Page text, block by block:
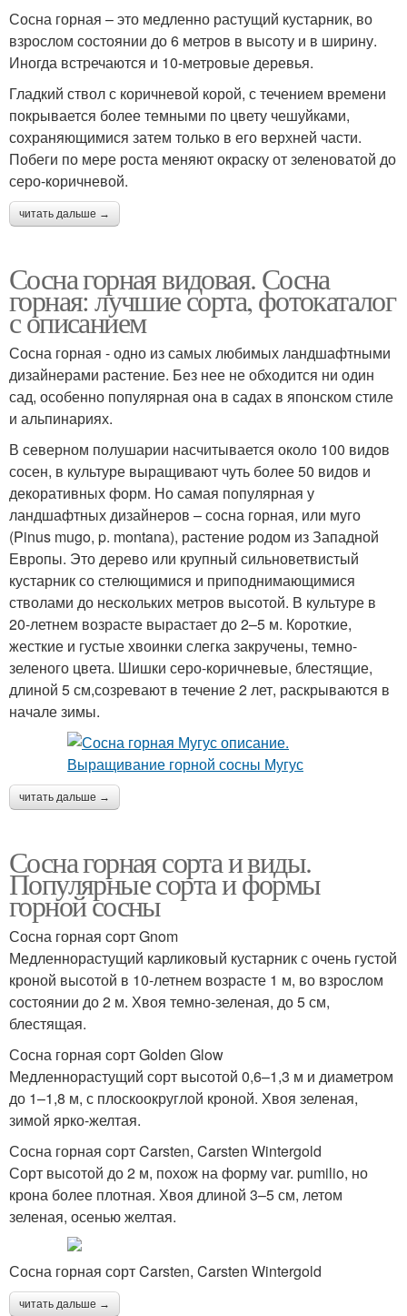
Сосна горная – это медленно растущий кустарник, во
взрослом состоянии до 6 метров в высоту и в ширину.
Иногда встречаются и 10-метровые деревья.
Гладкий ствол с коричневой корой, с течением времени
покрывается более темными по цвету чешуйками,
сохраняющимися затем только в его верхней части.
Побеги по мере роста меняют окраску от зеленоватой до
серо-коричневой.
читать дальше →
Сосна горная видовая. Сосна
горная: лучшие сорта, фотокаталог
с описанием
Сосна горная - одно из самых любимых ландшафтными
дизайнерами растение. Без нее не обходится ни один
сад, особенно популярная она в садах в японском стиле
и альпинариях.
В северном полушарии насчитывается около 100 видов
сосен, в культуре выращивают чуть более 50 видов и
декоративных форм. Но самая популярная у
ландшафтных дизайнеров – сосна горная, или муго
(Pinus mugo, p. montana), растение родом из Западной
Европы. Это дерево или крупный сильноветвистый
кустарник со стелющимися и приподнимающимися
стволами до нескольких метров высотой. В культуре в
20-летнем возрасте вырастает до 2–5 м. Короткие,
жесткие и густые хвоинки слегка закручены, темно-
зеленого цвета. Шишки серо-коричневые, блестящие,
длиной 5 см,созревают в течение 2 лет, раскрываются в
начале зимы.
читать дальше →
Сосна горная сорта и виды.
Популярные сорта и формы
горной сосны
Сосна горная сорт Gnom
Медленнорастущий карликовый кустарник с очень густой
кроной высотой в 10-летнем возрасте 1 м, во взрослом
состоянии до 2 м. Хвоя темно-зеленая, до 5 см,
блестящая.
Сосна горная сорт Golden Glow
Медленнорастущий сорт высотой 0,6–1,3 м и диаметром
до 1–1,8 м, с плоскоокруглой кроной. Хвоя зеленая,
зимой ярко-желтая.
Сосна горная сорт Carsten, Carsten Wintergold
Сорт высотой до 2 м, похож на форму var. pumilio, но
крона более плотная. Хвоя длиной 3–5 см, летом
зеленая, осенью желтая.
Сосна горная сорт Carsten, Carsten Wintergold
читать дальше →